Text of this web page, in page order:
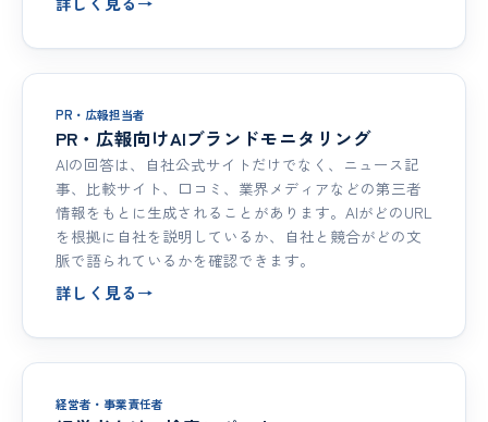
PR・広報担当者
PR・広報向けAIブランドモニタリング
AIの回答は、自社公式サイトだけでなく、ニュース記
事、比較サイト、口コミ、業界メディアなどの第三者
情報をもとに生成されることがあります。AIがどのURL
を根拠に自社を説明しているか、自社と競合がどの文
脈で語られているかを確認できます。
詳しく見る→
経営者・事業責任者